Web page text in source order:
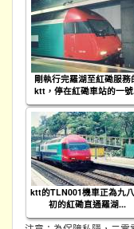
剛執行完羅湖至紅磡服務
ktt，停在紅磡車站的一
ktt的TLN001機車正為九
初的紅磡直通羅湖...